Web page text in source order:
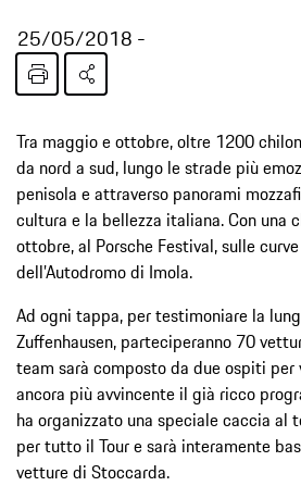
25/05/2018
Tra maggio e ottobre, oltre 1200
da nord a sud, lungo le strade più
penisola e attraverso panorami
cultura e la bellezza italiana. Con una
ottobre, al Porsche Festival, sulle
dell’Autodromo di Imola.
Ad ogni tappa, per testimoniare la
Zuffenhausen, parteciperanno 70
team sarà composto da due ospiti per
ancora più avvincente il già ricco
ha organizzato una speciale caccia al
per tutto il Tour e sarà interamente
vetture di Stoccarda.